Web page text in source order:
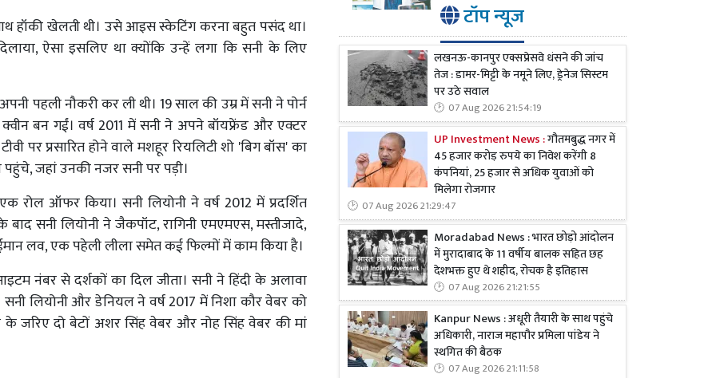
हॉकी खेलती थी। उसे आइस स्केटिंग करना बहुत पसंद था।
ऐसा इसलिए था क्योंकि उन्हें लगा कि सनी के लिए
पहली नौकरी कर ली थी। 19 साल की उम्र में सनी ने पोर्न
क्वीन बन गईं। वर्ष 2011 में सनी ने अपने बॉयफ्रेंड और एक्टर
पर प्रसारित होने वाले मशहूर रियलिटी शो 'बिग बॉस' का
जहां उनकी नजर सनी पर पड़ी।
ऑफर किया। सनी लियोनी ने वर्ष 2012 में प्रदर्शित
सनी लियोनी ने जैकपॉट, रागिनी एमएमएस, मस्तीजादे,
लव, एक पहेली लीला समेत कई फिल्मों में काम किया है।
नंबर से दर्शकों का दिल जीता। सनी ने हिंदी के अलावा
लियोनी और डेनियल ने वर्ष 2017 में निशा कौर वेबर को
के जरिए दो बेटों अशर सिंह वेबर और नोह सिंह वेबर की मां
टॉप न्यूज
लखनऊ-कानपुर एक्सप्रेसवे धंसने की जांच
तेज : डामर-मिट्टी के नमूने लिए, ड्रेनेज सिस्टम
पर उठे सवाल
07 Aug 2026 21:54:19
UP Investment News :गौतमबुद्ध नगर में
45 हजार करोड़ रुपये का निवेश करेंगी 8
कंपनियां, 25 हजार से अधिक युवाओं को
मिलेगा रोजगार
07 Aug 2026 21:29:47
Moradabad News : भारत छोड़ो आंदोलन
में मुरादाबाद के 11 वर्षीय बालक सहित छह
देशभक्त हुए थे शहीद, रोचक है इतिहास
07 Aug 2026 21:21:55
Kanpur News : अधूरी तैयारी के साथ पहुंचे
अधिकारी, नाराज महापौर प्रमिला पांडेय ने
स्थगित की बैठक
07 Aug 2026 21:11:58